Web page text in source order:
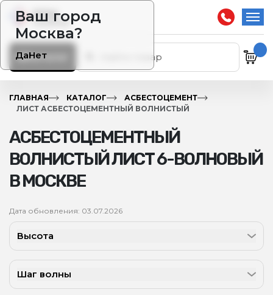
Ваш город
Москва?
ДаНет
Каталог
ГЛАВНАЯ КАТАЛОГ
АСБЕСТОЦЕМЕНТ
ЛИСТ АСБЕСТОЦЕМЕНТНЫЙ ВОЛНИСТЫЙ
АСБЕСТОЦЕМЕНТНЫЙ
ВОЛНИСТЫЙ ЛИСТ 6-ВОЛНОВЫЙ
В МОСКВЕ
Дата обновления: 03.07.2026
Высота
Шаг волны